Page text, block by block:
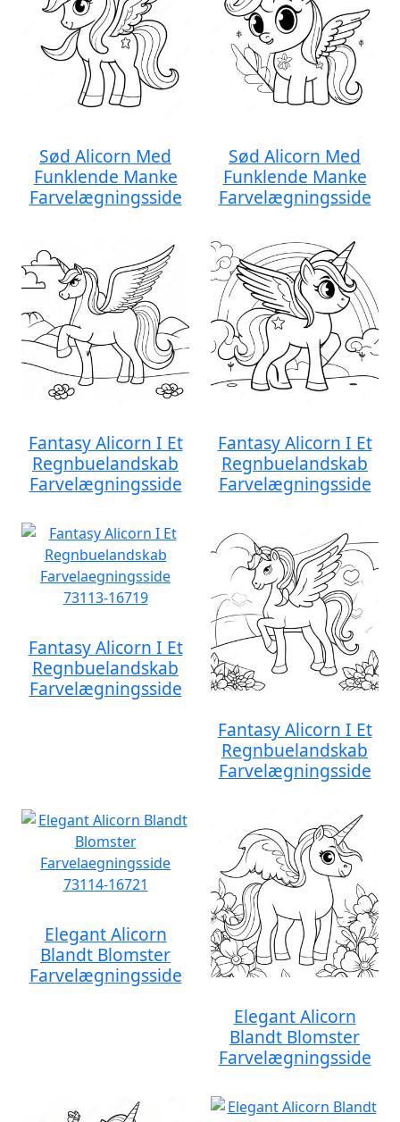
Sød Alicorn Med
Funklende Manke
Farvelægningsside
Sød Alicorn Med
Funklende Manke
Farvelægningsside
Fantasy Alicorn I Et
Regnbuelandskab
Farvelægningsside
Fantasy Alicorn I Et
Regnbuelandskab
Farvelægningsside
Fantasy Alicorn I Et
Regnbuelandskab
Farvelægningsside
Fantasy Alicorn I Et
Regnbuelandskab
Farvelægningsside
Elegant Alicorn
Blandt Blomster
Farvelægningsside
Elegant Alicorn
Blandt Blomster
Farvelægningsside